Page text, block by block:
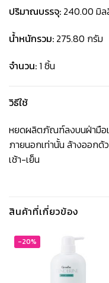
ปริมาณบรรจุ: 240.00 มิ
น้ำหนักรวม: 275.80 กรัม
จำนวน: 1 ชิ้น
วิธีใช้
หยดผลิตภัณฑ์ลงบนฝ่ามือเ
ภายนอกเท่านั้น ล้างออกด้
เช้า-เย็น
สินค้าที่เกี่ยวข้อง
-20%